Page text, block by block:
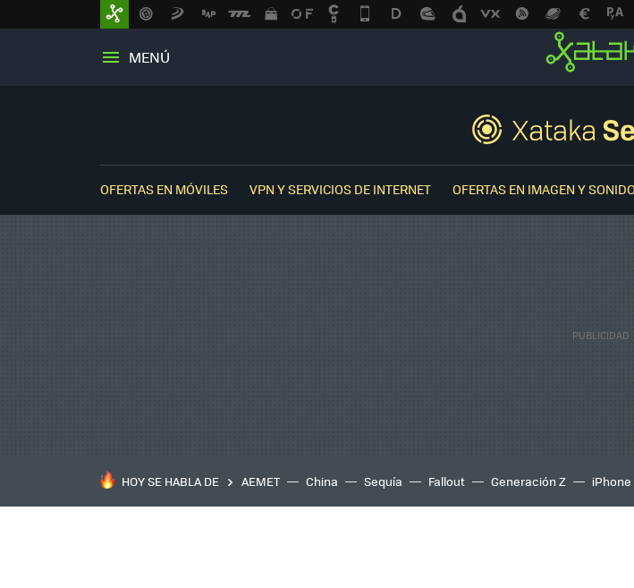
MENÚ
OFERTAS EN MÓVILES VPN Y SERVICIOS DE INTERNET OFERTAS EN IMAGEN Y SONIDO
HOY SE HABLA DE AEMET China Sequía Fallout Generación Z iPhone